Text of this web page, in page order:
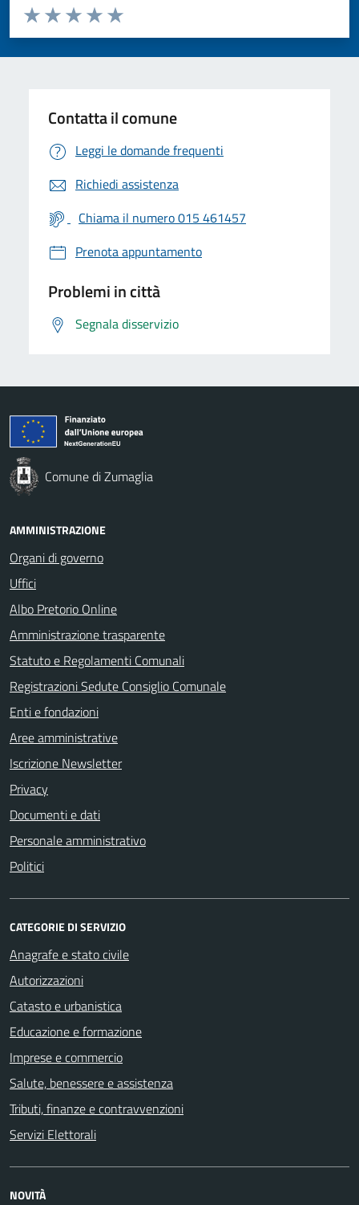
Valuta da 1 a 5 stelle la pagina
Valuta 5 stelle su 5
Valuta 4 stelle su 5
Valuta 3 stelle su 5
Valuta 2 stelle su 5
Valuta 1 stelle su 5
Contatta il comune
Leggi le domande frequenti
Richiedi assistenza
Chiama il numero 015 461457
Prenota appuntamento
Problemi in città
Segnala disservizio
Comune di Zumaglia
AMMINISTRAZIONE
Organi di governo
Uffici
Albo Pretorio Online
Amministrazione trasparente
Statuto e Regolamenti Comunali
Registrazioni Sedute Consiglio Comunale
Enti e fondazioni
Aree amministrative
Iscrizione Newsletter
Privacy
Documenti e dati
Personale amministrativo
Politici
CATEGORIE DI SERVIZIO
Anagrafe e stato civile
Autorizzazioni
Catasto e urbanistica
Educazione e formazione
Imprese e commercio
Salute, benessere e assistenza
Tributi, finanze e contravvenzioni
Servizi Elettorali
NOVITÀ